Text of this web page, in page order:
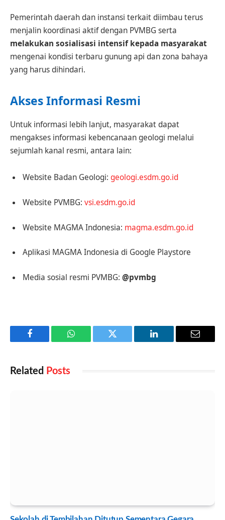
Pemerintah daerah dan instansi terkait diimbau terus
menjalin koordinasi aktif dengan PVMBG serta
melakukan sosialisasi intensif kepada masyarakat
mengenai kondisi terbaru gunung api dan zona bahaya
yang harus dihindari.
Akses Informasi Resmi
Untuk informasi lebih lanjut, masyarakat dapat
mengakses informasi kebencanaan geologi melalui
sejumlah kanal resmi, antara lain:
Website Badan Geologi: geologi.esdm.go.id
Website PVMBG: vsi.esdm.go.id
Website MAGMA Indonesia: magma.esdm.go.id
Aplikasi MAGMA Indonesia di Google Playstore
Media sosial resmi PVMBG: @pvmbg
Facebook WhatsApp Twitter LinkedIn Email
Related Posts